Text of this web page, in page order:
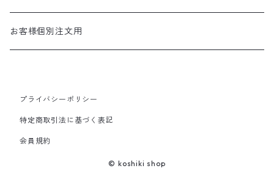
櫻井家の創作こけし
Hagoromo
Kaguya
季節人形・飾り
木地人形
座雛
華珠
貴心松華
親王飾り〔道具付き〕
五人飾り
段飾り
親王飾りセット
花つむぎ
親王飾り〔道具付き〕
花がさね
本
手ぬぐい
食べもの
お客様個別注文用
プライバシーポリシー
特定商取引法に基づく表記
会員規約
© koshiki shop